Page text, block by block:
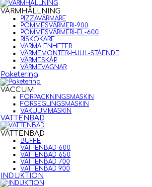
VARMHÅLLNING
PIZZAVÄRMARE
POMMESVÄRMERI-900
POMMESVÄRMERI-EL-600
RISKOKARE
VARMA ENHETER
VÄRMEMONTER-HJUL-STÅENDE
VÄRMESKÅP
VÄRMEVAGNAR
Paketering
VACCUM
FÖRPACKNINGSMASKIN
FÖRSEGLINGSMASKIN
VAKUUMMASKIN
VATTENBAD
VATTENBAD
BUFFÉ
VATTENBAD 600
VATTENBAD 650
VATTENBAD 700
VATTENBAD 900
INDUKTION